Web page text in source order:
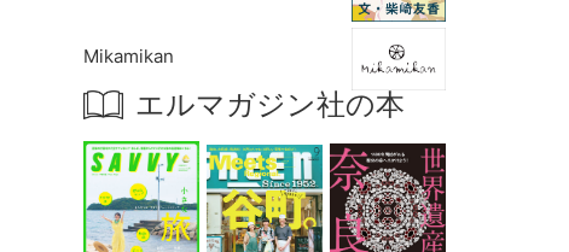
Mikamikan
エルマガジン社の本